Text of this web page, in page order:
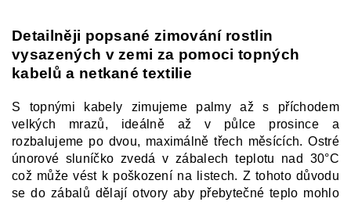
Detailněji popsané zimování rostlin
vysazených v zemi za pomoci topných
kabelů a netkané textilie
S topnými kabely zimujeme palmy až s příchodem
velkých mrazů, ideálně až v půlce prosince a
rozbalujeme po dvou, maximálně třech měsících. Ostré
únorové sluníčko zvedá v zábalech teplotu nad 30°C
což může vést k poškození na listech. Z tohoto důvodu
se do zábalů dělají otvory aby přebytečné teplo mohlo